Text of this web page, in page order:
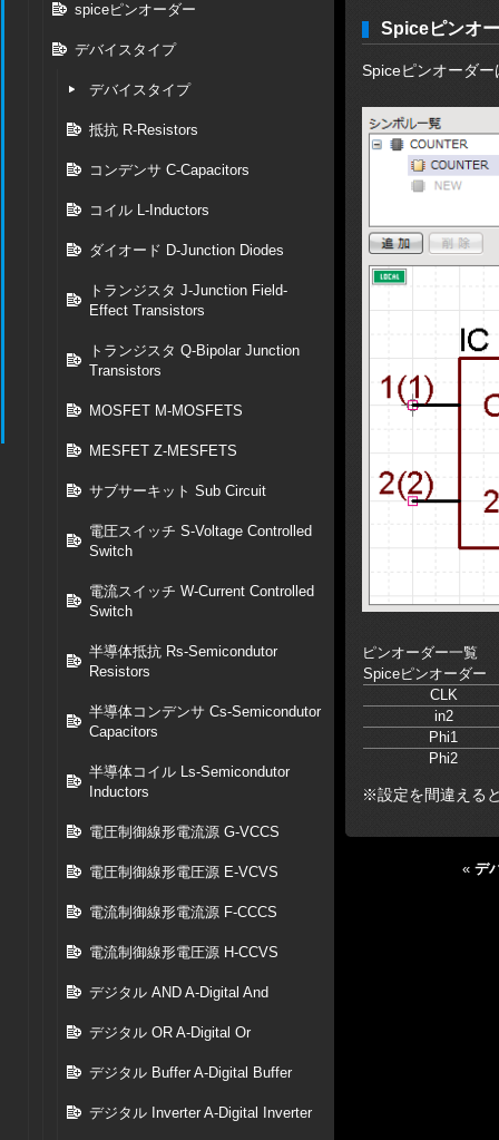
spiceピンオーダー
デバイスタイプ
デバイスタイプ
抵抗 R-Resistors
コンデンサ C-Capacitors
コイル L-Inductors
ダイオード D-Junction Diodes
トランジスタ J-Junction Field-
Effect Transistors
トランジスタ Q-Bipolar Junction
Transistors
MOSFET M-MOSFETS
MESFET Z-MESFETS
サブサーキット Sub Circuit
電圧スイッチ S-Voltage Controlled
Switch
電流スイッチ W-Current Controlled
Switch
半導体抵抗 Rs-Semicondutor
Resistors
半導体コンデンサ Cs-Semicondutor
Capacitors
半導体コイル Ls-Semicondutor
Inductors
電圧制御線形電流源 G-VCCS
電圧制御線形電圧源 E-VCVS
電流制御線形電流源 F-CCCS
電流制御線形電圧源 H-CCVS
デジタル AND A-Digital And
デジタル OR A-Digital Or
デジタル Buffer A-Digital Buffer
デジタル Inverter A-Digital Inverter
Spiceピンオ
Spiceピンオーダ
ピンオーダー一覧
Spiceピンオーダー
CLK
in2
Phi1
Phi2
※設定を間違える
« デ